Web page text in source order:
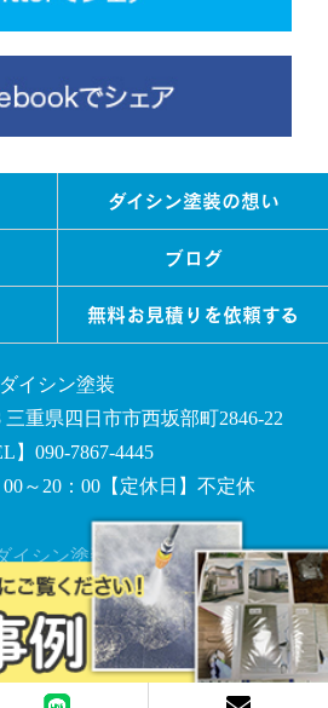
ダイシン塗装の想い
ブログ
無料お見積りを依頼する
ダイシン塗装
三重県四日市市西坂部町2846-22
】090-7867-4445
00～20：00【定休日】不定休
シン塗装 All rights reserved.